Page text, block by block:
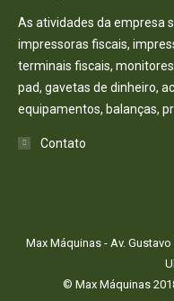
As atividades da empresa
impressoras fiscais,
terminais fiscais,
pad, gavetas de dinheiro,
equipamentos, balanças,
Contato
Max Máquinas - Av.
© Max Máquinas